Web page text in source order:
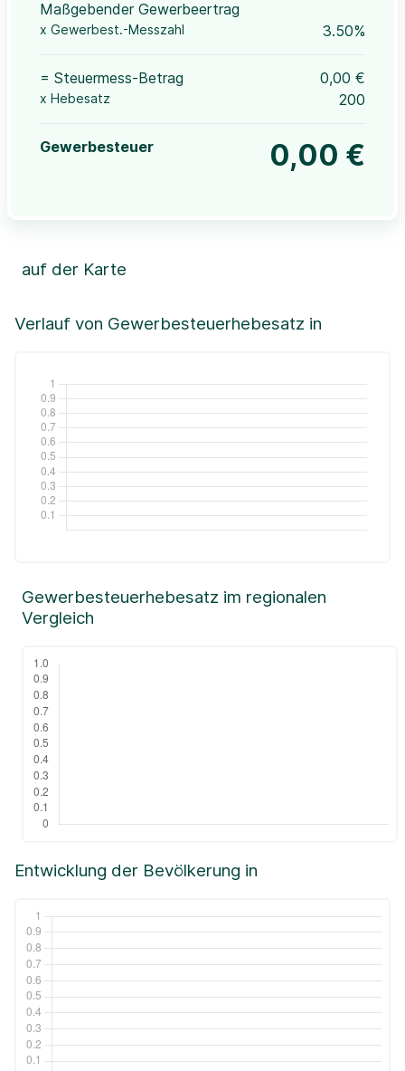
Maßgebender Gewerbeertrag
x Gewerbest.-Messzahl 3.50%
= Steuermess-Betrag 0,00 €
x Hebesatz 200
Gewerbesteuer 0,00 €
Verlauf von Gewerbesteuerhebesatz in
auf der Karte
+
Leaflet|©OpenStreetMap, ©CartoDB,
Entwicklung der Bevölkerung in
Gewerbesteuerhebesatz im regionalen
Vergleich